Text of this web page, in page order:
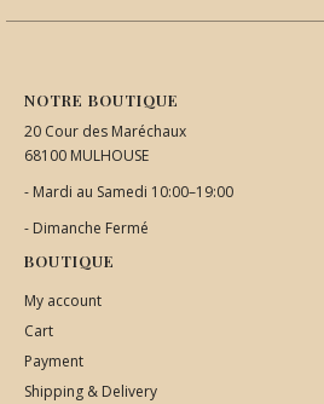
NOTRE BOUTIQUE
20 Cour des Maréchaux
68100 MULHOUSE
- Mardi au Samedi 10:00–19:00
- Dimanche Fermé
BOUTIQUE
My account
Cart
Payment
Shipping & Delivery